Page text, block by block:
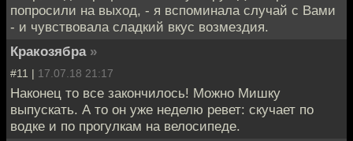
попросили на выход, - я вспоминала случай с Вами
- и чувствовала сладкий вкус возмездия.
Кракозябра »
#11 | 17.07.18 21:17
Наконец то все закончилось! Можно Мишку
выпускать. А то он уже неделю ревет: скучает по
водке и по прогулкам на велосипеде.